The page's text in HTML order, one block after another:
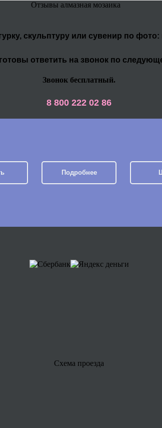
Отзывы алмазная мозаика
скульптуру или сувенир по
ответить на звонок по
Звонок бесплатный.
8 800 222 02 86
Подробнее
Схема проезда